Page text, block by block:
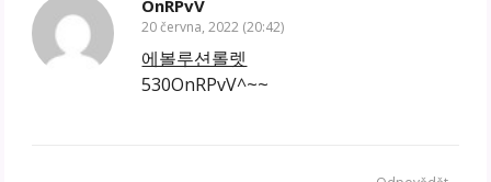
OnRPvV
20 června, 2022 (20:42)
에볼루션롤렛
530OnRPvV^~~